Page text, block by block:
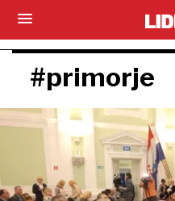
#primorje